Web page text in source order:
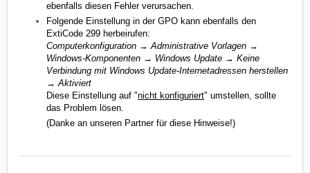
ebenfalls diesen Fehler verursachen.
Folgende Einstellung in der GPO kann ebenfalls den
ExtiCode 299 herbeirufen:
Computerkonfiguration → Administrative Vorlagen →
Windows-Komponenten → Windows Update → Keine
Verbindung mit Windows Update-Internetadressen herstellen
→ Aktiviert
Diese Einstellung auf "nicht konfiguriert" umstellen, sollte
das Problem lösen.
(Danke an unseren Partner für diese Hinweise!)